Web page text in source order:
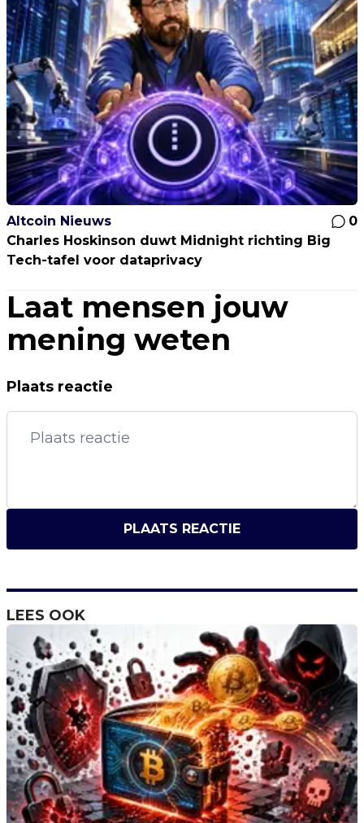
Altcoin Nieuws
0
Charles Hoskinson duwt Midnight richting Big
Tech-tafel voor dataprivacy
Laat mensen jouw
mening weten
Plaats reactie
PLAATS REACTIE
LEES OOK